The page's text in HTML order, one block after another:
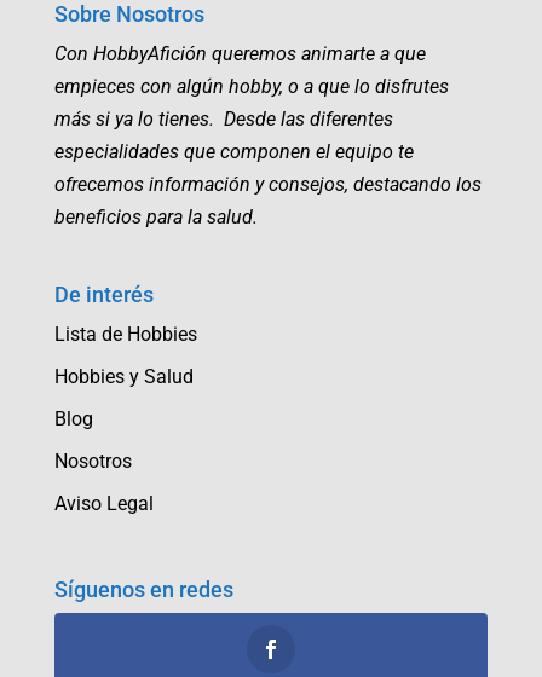
Sobre Nosotros
Con HobbyAfición queremos animarte a que
empieces con algún hobby, o a que lo disfrutes
más si ya lo tienes. Desde las diferentes
especialidades que componen el equipo te
ofrecemos información y consejos, destacando los
beneficios para la salud.
De interés
Lista de Hobbies
Hobbies y Salud
Blog
Nosotros
Aviso Legal
Síguenos en redes